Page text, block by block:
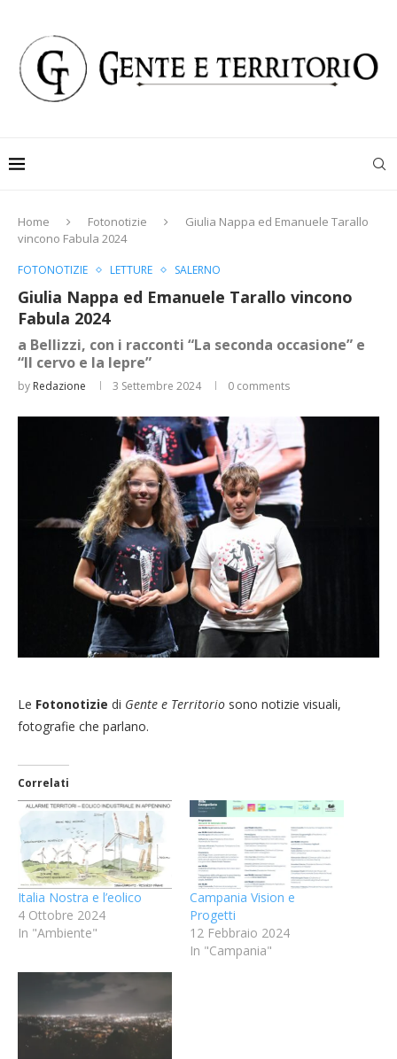
Home Fotonotizie
Giulia Nappa ed Emanuele Tarallo
vincono Fabula 2024
FOTONOTIZIE LETTURE SALERNO
Giulia Nappa ed Emanuele Tarallo vincono
Fabula 2024
a Bellizzi, con i racconti “La seconda occasione” e
“Il cervo e la lepre”
by Redazione 3 Settembre 2024 0 comments
Le Fotonotizie di Gente e Territorio sono notizie visuali,
fotografie che parlano.
Correlati
Italia Nostra e l’eolico
4 Ottobre 2024
In "Ambiente"
Campania Vision e
Progetti
12 Febbraio 2024
In "Campania"